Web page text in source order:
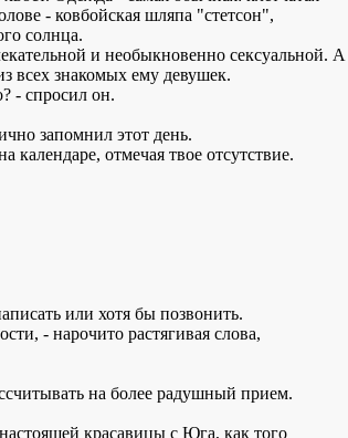
- ковбойская шляпа "стетсон",
солнца.
и необыкновенно сексуальной. А
всех знакомых ему девушек.
- спросил он.
запомнил этот день.
календаре, отмечая твое отсутствие.
или хотя бы позвонить.
- нарочито растягивая слова,
на более радушный прием.
красавицы с Юга, как того